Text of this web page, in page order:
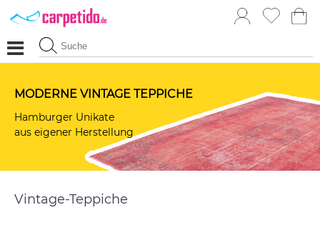
MODERNE VINTAGE TEPPICHE
Hamburger Unikate
aus eigener Herstellung
Vintage-Teppiche